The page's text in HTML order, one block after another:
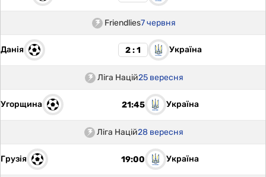
Friendlies7 червня
Данія 2 : 1 Україна
Ліга Націй25 вересня
Угорщина 21:45 Україна
Ліга Націй28 вересня
Грузія 19:00 Україна